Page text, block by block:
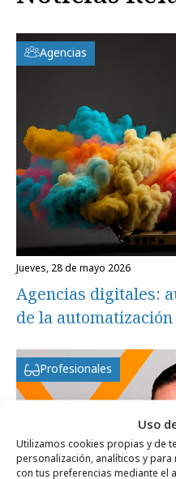
Uso
Utilizamos cookies propias y de
personalización, analíticos y
con tus preferencias mediante el
Agencias
jueves, 28 de mayo 2026
Agencias digitales:
de la automatización
Profesionales